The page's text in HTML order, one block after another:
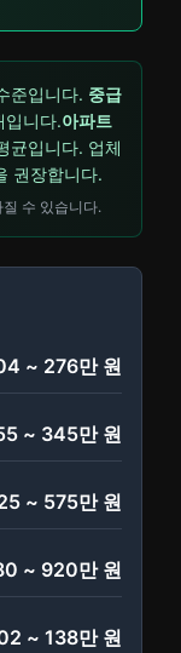
준입니다. 중급
입니다.아파트
균입니다. 업체
권장합니다.
수 있습니다.
~ 276만 원
~ 345만 원
~ 575만 원
~ 920만 원
~ 138만 원